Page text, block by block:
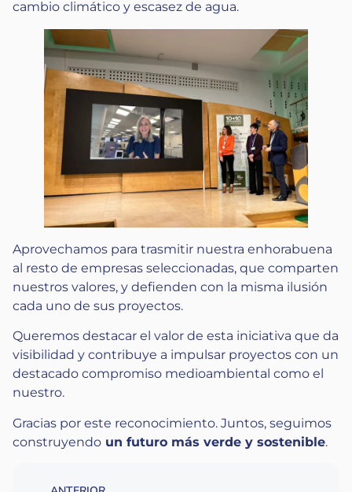
cambio climático y escasez de agua.
Aprovechamos para trasmitir nuestra enhorabuena
al resto de empresas seleccionadas, que comparten
nuestros valores, y defienden con la misma ilusión
cada uno de sus proyectos.
Queremos destacar el valor de esta iniciativa que da
visibilidad y contribuye a impulsar proyectos con un
destacado compromiso medioambiental como el
nuestro.
Gracias por este reconocimiento. Juntos, seguimos
construyendo un futuro más verde y sostenible.